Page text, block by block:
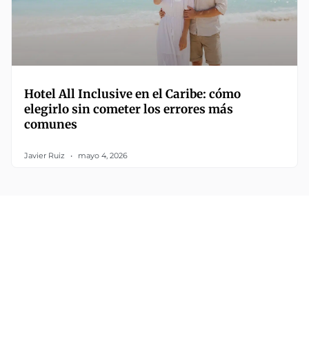
Hotel All Inclusive en el Caribe: cómo
elegirlo sin cometer los errores más
comunes
Javier Ruiz mayo 4, 2026